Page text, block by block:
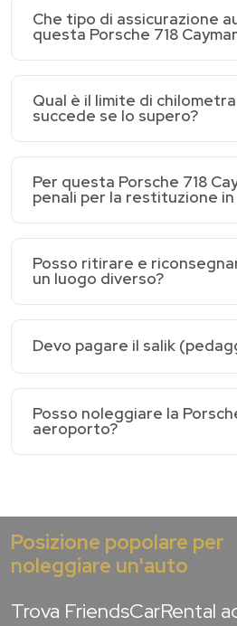
Che tipo di assicurazione
questa Porsche 718
Qual è il limite di
succede se lo supero?
Per questa Porsche 718
penali per la restituzione
Posso ritirare e
un luogo diverso?
Devo pagare il salik
Posso noleggiare la
aeroporto?
Posizione popolare per
noleggiare un'auto
Trova FriendsCarRental